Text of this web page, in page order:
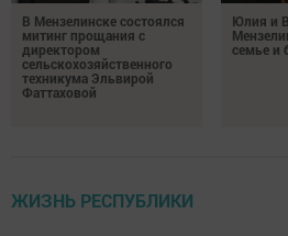
В Мензелинске состоялся
митинг прощания с
директором
сельскохозяйственного
техникума Эльвирой
Фаттаховой
Юлия и
семье и
ЖИЗНЬ РЕСПУБЛИКИ